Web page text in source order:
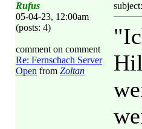
Rufus
05-04-23, 12:00am
(posts: 4)
comment on comment
Re: Fernschach Server
Open from Zoltan
subject: